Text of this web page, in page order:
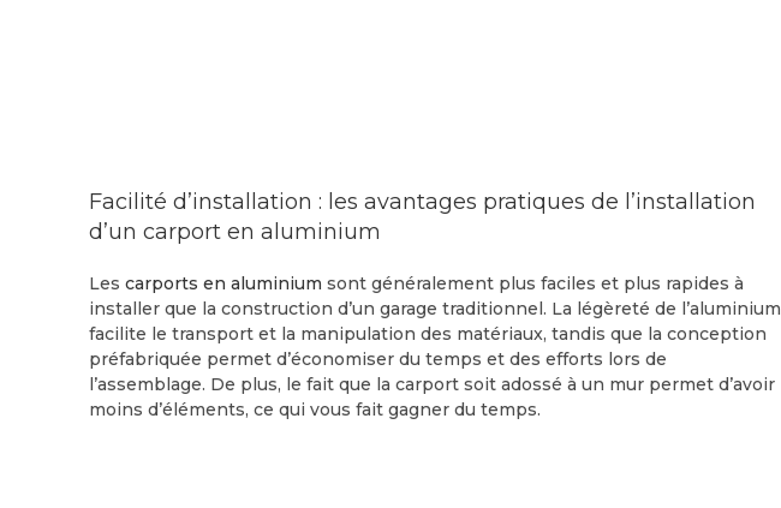
Facilité d’installation : les avantages pratiques de l’installation
d’un carport en aluminium
Les carports en aluminium sont généralement plus faciles et plus rapides à
installer que la construction d’un garage traditionnel. La légèreté de l’aluminium
facilite le transport et la manipulation des matériaux, tandis que la conception
préfabriquée permet d’économiser du temps et des efforts lors de
l’assemblage. De plus, le fait que la carport soit adossé à un mur permet d’avoir
moins d’éléments, ce qui vous fait gagner du temps.